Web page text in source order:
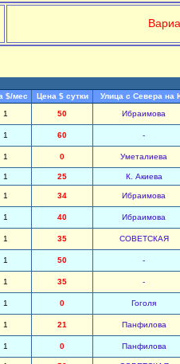
$/мес Цена $ сутки Улица с Севера на
1 50 Ибраимова
1 60 -
1 0 Уметалиева
1 25 К. Акиева
1 34 Ибраимова
1 40 Ибраимова
1 35 СОВЕТСКАЯ
1 50 -
1 35 -
1 0 Гоголя
1 21 Панфилова
1 0 Панфилова